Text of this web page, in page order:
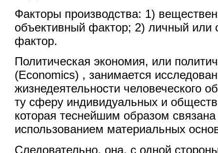
Факторы производства: 1)
объективный фактор; 2) личный или
фактор.
Политическая экономия, или
(Economics) , занимается
жизнедеятельности человеческого
ту сферу индивидуальных и
которая теснейшим образом
использованием материальных
Следовательно, она, с одной